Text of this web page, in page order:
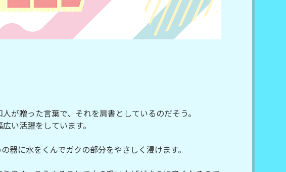
が贈った言葉で、それを肩書としているのだそう。
い活躍をしています。
に水をくんでガクの部分をやさしく浸けます。